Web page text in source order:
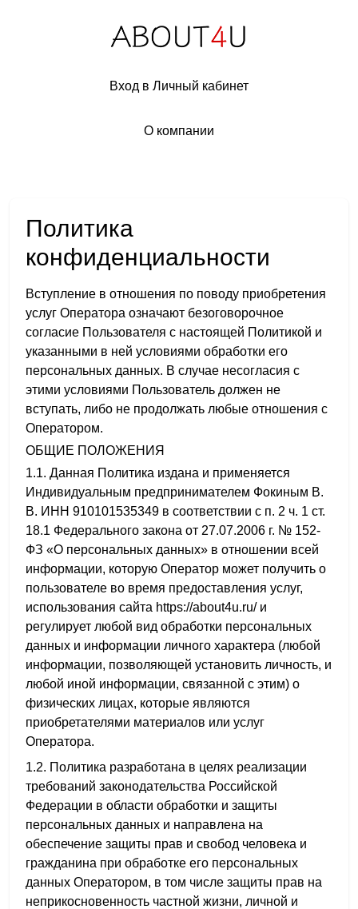
Вход в Личный кабинет
О компании
Политика
конфиденциальности
Вступление в отношения по поводу приобретения
услуг Оператора означают безоговорочное
согласие Пользователя с настоящей Политикой и
указанными в ней условиями обработки его
персональных данных. В случае несогласия с
этими условиями Пользователь должен не
вступать, либо не продолжать любые отношения с
Оператором.
ОБЩИЕ ПОЛОЖЕНИЯ
1.1. Данная Политика издана и применяется
Индивидуальным предпринимателем Фокиным В.
В. ИНН 910101535349 в соответствии с п. 2 ч. 1 ст.
18.1 Федерального закона от 27.07.2006 г. № 152-
ФЗ «О персональных данных» в отношении всей
информации, которую Оператор может получить о
пользователе во время предоставления услуг,
использования сайта https://about4u.ru/ и
регулирует любой вид обработки персональных
данных и информации личного характера (любой
информации, позволяющей установить личность, и
любой иной информации, связанной с этим) о
физических лицах, которые являются
приобретателями материалов или услуг
Оператора.
1.2. Политика разработана в целях реализации
требований законодательства Российской
Федерации в области обработки и защиты
персональных данных и направлена на
обеспечение защиты прав и свобод человека и
гражданина при обработке его персональных
данных Оператором, в том числе защиты прав на
неприкосновенность частной жизни, личной и